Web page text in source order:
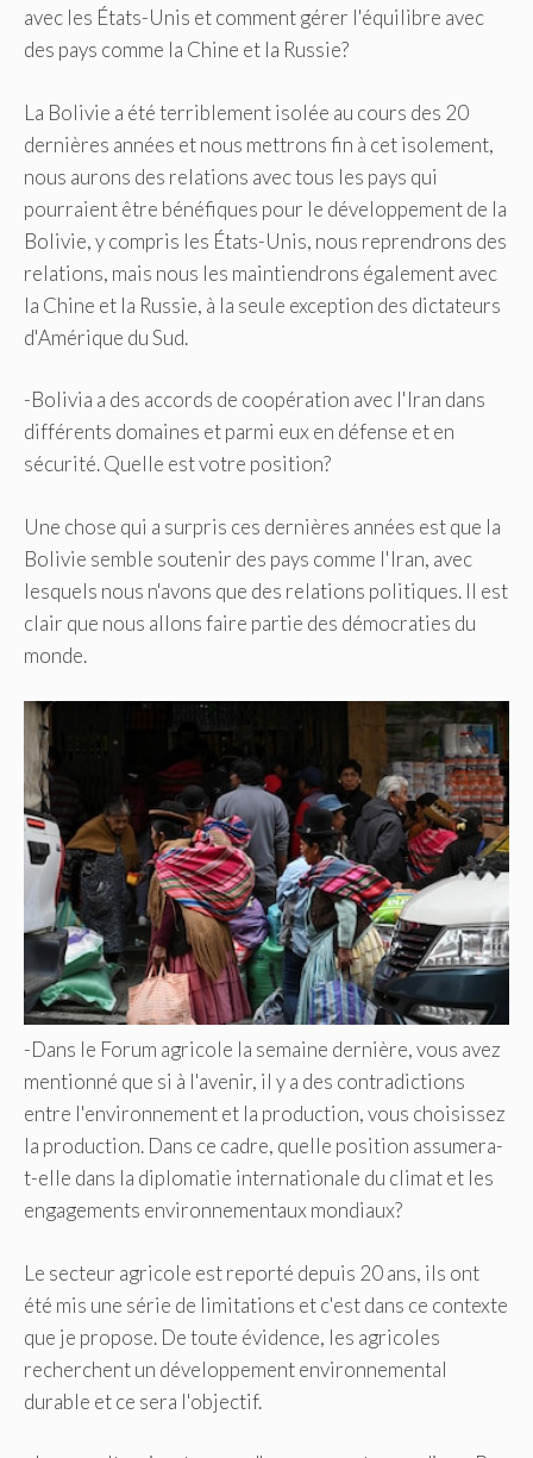
avec les États-Unis et comment gérer l'équilibre avec
des pays comme la Chine et la Russie?
La Bolivie a été terriblement isolée au cours des 20
dernières années et nous mettrons fin à cet isolement,
nous aurons des relations avec tous les pays qui
pourraient être bénéfiques pour le développement de la
Bolivie, y compris les États-Unis, nous reprendrons des
relations, mais nous les maintiendrons également avec
la Chine et la Russie, à la seule exception des dictateurs
d'Amérique du Sud.
-Bolivia a des accords de coopération avec l'Iran dans
différents domaines et parmi eux en défense et en
sécurité. Quelle est votre position?
Une chose qui a surpris ces dernières années est que la
Bolivie semble soutenir des pays comme l'Iran, avec
lesquels nous n'avons que des relations politiques. Il est
clair que nous allons faire partie des démocraties du
monde.
-Dans le Forum agricole la semaine dernière, vous avez
mentionné que si à l'avenir, il y a des contradictions
entre l'environnement et la production, vous choisissez
la production. Dans ce cadre, quelle position assumera-
t-elle dans la diplomatie internationale du climat et les
engagements environnementaux mondiaux?
Le secteur agricole est reporté depuis 20 ans, ils ont
été mis une série de limitations et c'est dans ce contexte
que je propose. De toute évidence, les agricoles
recherchent un développement environnemental
durable et ce sera l'objectif.